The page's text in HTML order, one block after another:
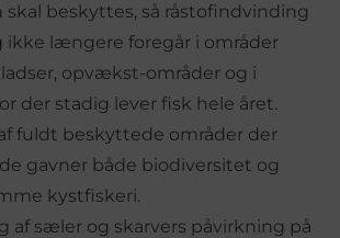
skal beskyttes, så råstofindvinding
ikke længere foregår i områder
opvækst-områder og i
der stadig lever fisk hele året.
fuldt beskyttede områder der
gavner både biodiversitet og
kystfiskeri.
af sæler og skarvers påvirkning på